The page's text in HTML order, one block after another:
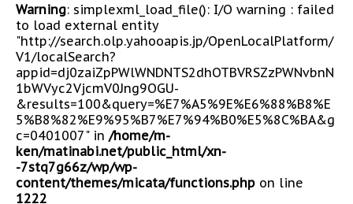
Warning: simplexml_load_file(): I/O warning : failed
to load external entity
"http://search.olp.yahooapis.jp/OpenLocalPlatform/
V1/localSearch?
appid=dj0zaiZpPWlWNDNTS2dhOTBVRSZzPWNvbnN
1bWVyc2VjcmV0Jng9OGU-
&results=100&query=%E7%A5%9E%E6%88%B8%E
5%B8%82%E9%95%B7%E7%94%B0%E5%8C%BA&g
c=0401007" in /home/m-
ken/matinabi.net/public_html/xn-
-7stq7g66z/wp/wp-
content/themes/micata/functions.php on line
1222